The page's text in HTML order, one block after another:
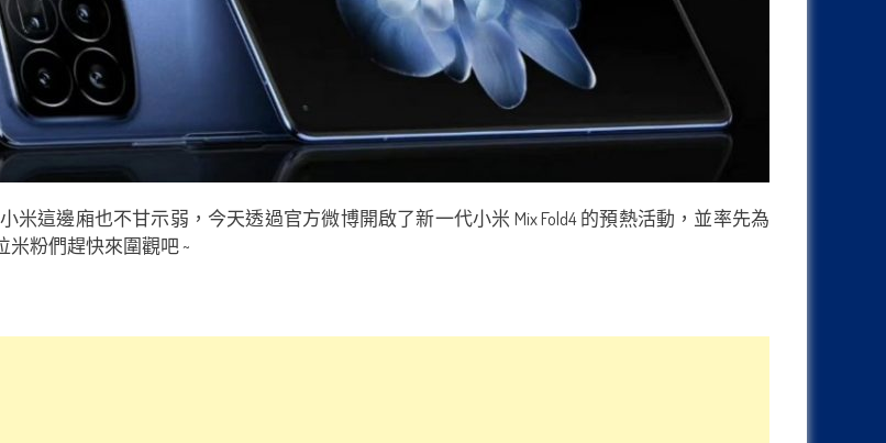
米這邊廂也不甘示弱，今天透過官方微博開啟了新一代小米 Mix Fold4 的預熱活動，並率先為
粉們趕快來圍觀吧 ~